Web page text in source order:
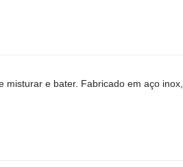
misturar e bater. Fabricado em aço inox,